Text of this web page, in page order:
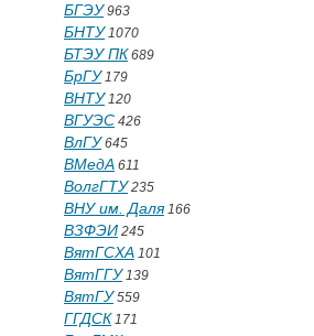
БГЭУ963
БНТУ1070
БТЭУ ПК 689
БрГУ179
ВНТУ120
ВГУЭС 426
ВлГУ645
ВМедА 611
ВолгГТУ235
ВНУ им. Даля166
ВЗФЭИ 245
ВятГСХА 101
ВятГГУ139
ВятГУ559
ГГДСК 171